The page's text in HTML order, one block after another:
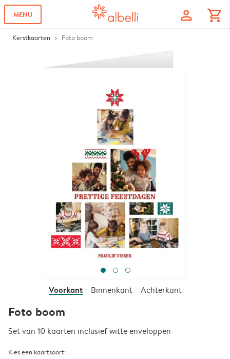
MENU profile shopping_cart
Kerstkaarten Foto boom
Voorkant Binnenkant Achterkant
Foto boom
Set van 10 kaarten inclusief witte enveloppen
Kies een kaartsoort: